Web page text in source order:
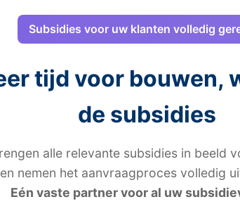
Subsidies voor uw klanten volledig
tijd voor bouwen,
de subsidies
alle relevante subsidies in beeld
en nemen het aanvraagproces volledig
Eén vaste partner voor al uw